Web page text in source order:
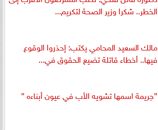
الخطر.. شكرا وزير الصحة لتكريم...
مالك السعيد المحامي يكتب: إحذروا الوقوع
فيها.. أخطاء قاتلة تضيع الحقوق في...
”جريمة اسمها تشويه الأب في عيون أبناءه ”